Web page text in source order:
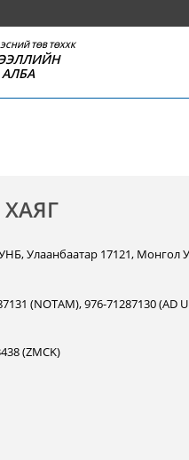
ТӨВ ТӨХХК
Улаанбаатар 17121, Монгол
(NOTAM), 976-71287130 (AD
(ZMCK)